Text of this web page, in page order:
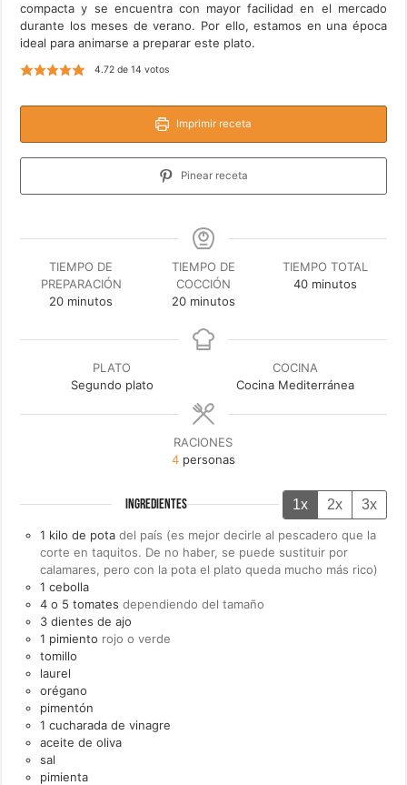
compacta y se encuentra con mayor facilidad en el mercado
durante los meses de verano. Por ello, estamos en una época
ideal para animarse a preparar este plato.
4.72de 14 votos
Imprimir receta
Pinear receta
TIEMPO DE
PREPARACIÓN
20minutos
minutos
TIEMPO DE
COCCIÓN
20minutos
minutos
TIEMPO TOTAL
40minutos
minutos
PLATO
Segundo plato
COCINA
Cocina Mediterránea
RACIONES
4 personas
INGREDIENTES 1x 2x 3x
1 kilo de pota del país (es mejor decirle al pescadero que la
corte en taquitos. De no haber, se puede sustituir por
calamares, pero con la pota el plato queda mucho más rico)
1 cebolla
4 o 5 tomates dependiendo del tamaño
3 dientes de ajo
1 pimiento rojo o verde
tomillo
laurel
orégano
pimentón
1 cucharada de vinagre
aceite de oliva
sal
pimienta